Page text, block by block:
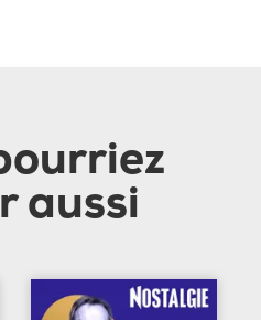
aussi